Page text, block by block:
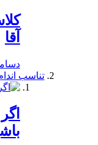
آقا
دسامبر 19,
تناسب